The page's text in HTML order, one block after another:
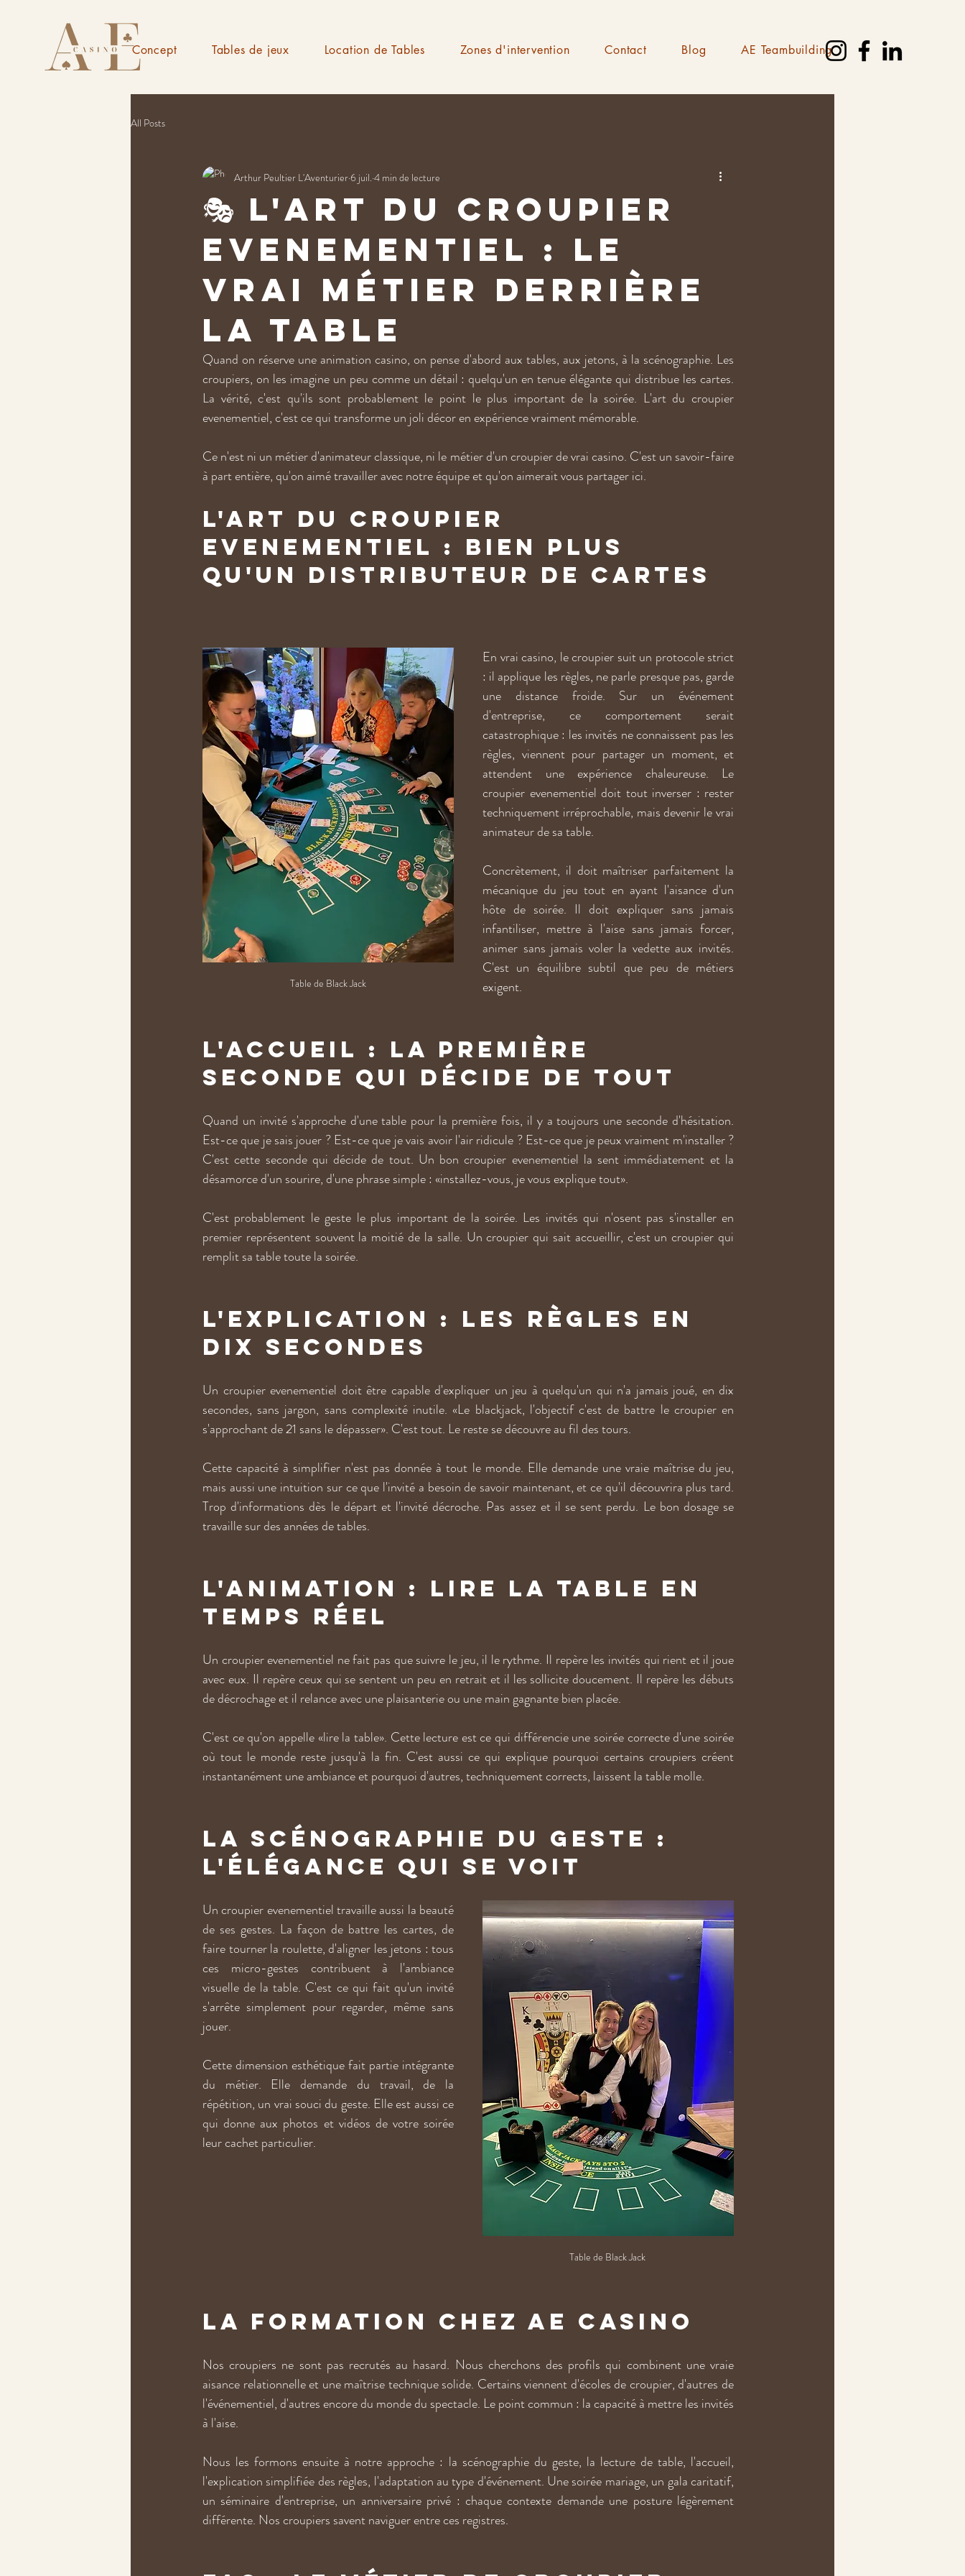
Concept Tables de jeux Location de Tables Zones d'intervention Contact Blog AE Teambuilding
All Posts
🎭 L'art du croupier
evenementiel : le
vrai métier derrière
la table
Arthur Peultier L'Aventurier6 juil. 4 min de lecture
Quand on réserve une animation casino, on pense d'abord aux tables, aux jetons, à la scénographie. Les
croupiers, on les imagine un peu comme un détail : quelqu'un en tenue élégante qui distribue les cartes.
La vérité, c'est qu'ils sont probablement le point le plus important de la soirée. L'art du croupier
evenementiel, c'est ce qui transforme un joli décor en expérience vraiment mémorable.
Ce n'est ni un métier d'animateur classique, ni le métier d'un croupier de vrai casino. C'est un savoir-faire
à part entière, qu'on aimé travailler avec notre équipe et qu'on aimerait vous partager ici.
L'art du croupier
evenementiel : bien plus
qu'un distributeur de cartes
Table de Black Jack
En vrai casino, le croupier suit un protocole strict
: il applique les règles, ne parle presque pas, garde
une distance froide. Sur un événement
d'entreprise, ce comportement serait
catastrophique : les invités ne connaissent pas les
règles, viennent pour partager un moment, et
attendent une expérience chaleureuse. Le
croupier evenementiel doit tout inverser : rester
techniquement irréprochable, mais devenir le vrai
animateur de sa table.
Concrètement, il doit maîtriser parfaitement la
mécanique du jeu tout en ayant l'aisance d'un
hôte de soirée. Il doit expliquer sans jamais
infantiliser, mettre à l'aise sans jamais forcer,
animer sans jamais voler la vedette aux invités.
C'est un équilibre subtil que peu de métiers
exigent.
L'accueil : la première
seconde qui décide de tout
Quand un invité s'approche d'une table pour la première fois, il y a toujours une seconde d'hésitation.
Est-ce que je sais jouer ? Est-ce que je vais avoir l'air ridicule ? Est-ce que je peux vraiment m'installer ?
C'est cette seconde qui décide de tout. Un bon croupier evenementiel la sent immédiatement et la
désamorce d'un sourire, d'une phrase simple : «installez-vous, je vous explique tout».
C'est probablement le geste le plus important de la soirée. Les invités qui n'osent pas s'installer en
premier représentent souvent la moitié de la salle. Un croupier qui sait accueillir, c'est un croupier qui
remplit sa table toute la soirée.
L'explication : les règles en
dix secondes
Un croupier evenementiel doit être capable d'expliquer un jeu à quelqu'un qui n'a jamais joué, en dix
secondes, sans jargon, sans complexité inutile. «Le blackjack, l'objectif c'est de battre le croupier en
s'approchant de 21 sans le dépasser». C'est tout. Le reste se découvre au fil des tours.
Cette capacité à simplifier n'est pas donnée à tout le monde. Elle demande une vraie maîtrise du jeu,
mais aussi une intuition sur ce que l'invité a besoin de savoir maintenant, et ce qu'il découvrira plus tard.
Trop d'informations dès le départ et l'invité décroche. Pas assez et il se sent perdu. Le bon dosage se
travaille sur des années de tables.
L'animation : lire la table en
temps réel
Un croupier evenementiel ne fait pas que suivre le jeu, il le rythme. Il repère les invités qui rient et il joue
avec eux. Il repère ceux qui se sentent un peu en retrait et il les sollicite doucement. Il repère les débuts
de décrochage et il relance avec une plaisanterie ou une main gagnante bien placée.
C'est ce qu'on appelle «lire la table». Cette lecture est ce qui différencie une soirée correcte d'une soirée
où tout le monde reste jusqu'à la fin. C'est aussi ce qui explique pourquoi certains croupiers créent
instantanément une ambiance et pourquoi d'autres, techniquement corrects, laissent la table molle.
La scénographie du geste :
l'élégance qui se voit
Table de Black Jack
Un croupier evenementiel travaille aussi la beauté
de ses gestes. La façon de battre les cartes, de
faire tourner la roulette, d'aligner les jetons : tous
ces micro-gestes contribuent à l'ambiance
visuelle de la table. C'est ce qui fait qu'un invité
s'arrête simplement pour regarder, même sans
jouer.
Cette dimension esthétique fait partie intégrante
du métier. Elle demande du travail, de la
répétition, un vrai souci du geste. Elle est aussi ce
qui donne aux photos et vidéos de votre soirée
leur cachet particulier.
La formation chez AE Casino
Nos croupiers ne sont pas recrutés au hasard. Nous cherchons des profils qui combinent une vraie
aisance relationnelle et une maîtrise technique solide. Certains viennent d'écoles de croupier, d'autres de
l'événementiel, d'autres encore du monde du spectacle. Le point commun : la capacité à mettre les invités
à l'aise.
Nous les formons ensuite à notre approche : la scénographie du geste, la lecture de table, l'accueil,
l'explication simplifiée des règles, l'adaptation au type d'événement. Une soirée mariage, un gala caritatif,
un séminaire d'entreprise, un anniversaire privé : chaque contexte demande une posture légèrement
différente. Nos croupiers savent naviguer entre ces registres.